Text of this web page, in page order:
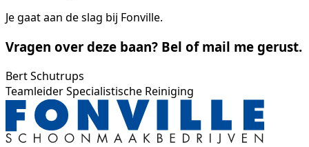
Je gaat aan de slag bij Fonville.
Vragen over deze baan? Bel of mail me gerust.
Bert Schutrups
Teamleider Specialistische Reiniging